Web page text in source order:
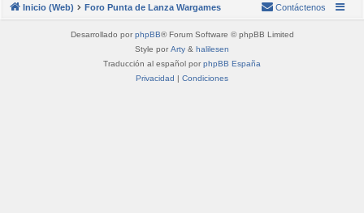
Inicio (Web) Foro Punta de Lanza Wargames Contáctenos
Desarrollado por phpBB® Forum Software © phpBB Limited
Style por Arty & halilesen
Traducción al español por phpBB España
Privacidad | Condiciones